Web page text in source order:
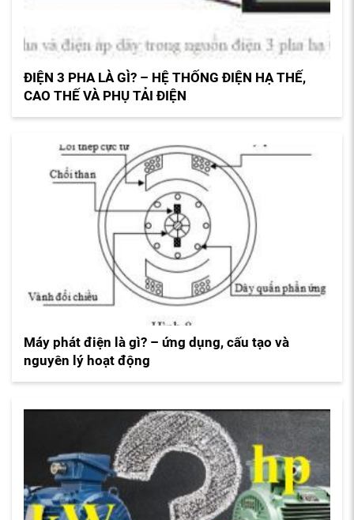
ĐIỆN 3 PHA LÀ GÌ? – HỆ THỐNG ĐIỆN HẠ THẾ,
CAO THẾ VÀ PHỤ TẢI ĐIỆN
Máy phát điện là gì? – ứng dụng, cấu tạo và
nguyên lý hoạt động